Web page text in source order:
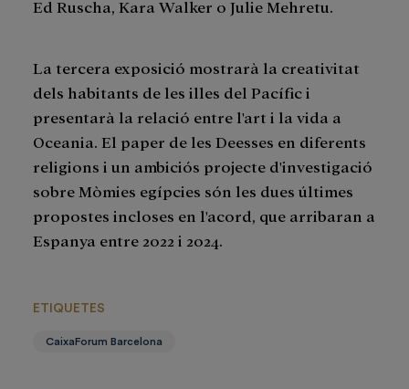
Ed Ruscha, Kara Walker o Julie Mehretu.
La tercera exposició mostrarà la creativitat
dels habitants de les illes del Pacífic i
presentarà la relació entre l'art i la vida a
Oceania. El paper de les Deesses en diferents
religions i un ambiciós projecte d'investigació
sobre Mòmies egípcies són les dues últimes
propostes incloses en l'acord, que arribaran a
Espanya entre 2022 i 2024.
ETIQUETES
CaixaForum Barcelona